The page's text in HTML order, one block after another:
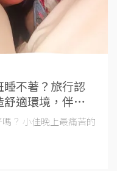
睡不著？旅行認
適環境，伴你
？ 小佳晚上最痛苦的